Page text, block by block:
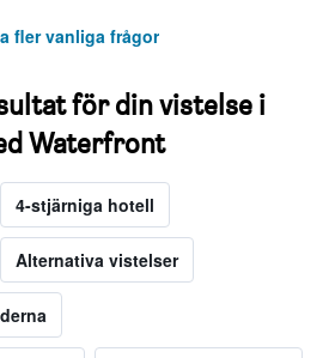
fler vanliga frågor
för din vistelse i
Waterfront
4-stjärniga hotell
Alternativa vistelser